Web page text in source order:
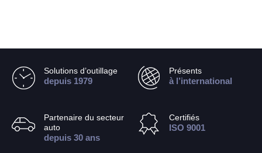
Solutions d’outillage
depuis 1979
Présents
à l’international
Partenaire du secteur
auto
depuis 30 ans
Certifiés
ISO 9001